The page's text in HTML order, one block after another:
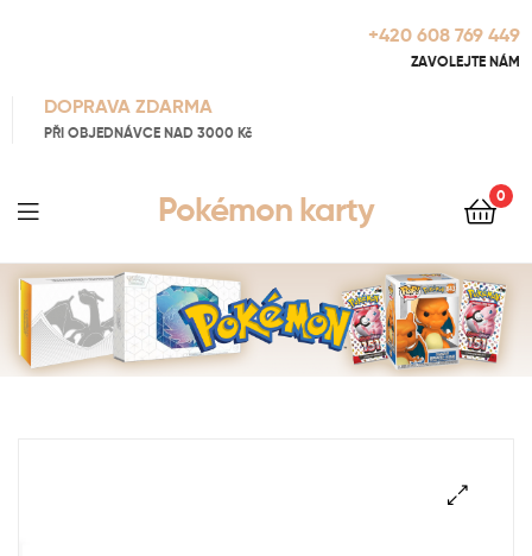
+420 608 769 449
ZAVOLEJTE NÁM
DOPRAVA ZDARMA
PŘI OBJEDNÁVCE NAD 3000 Kč
Pokémon karty 0